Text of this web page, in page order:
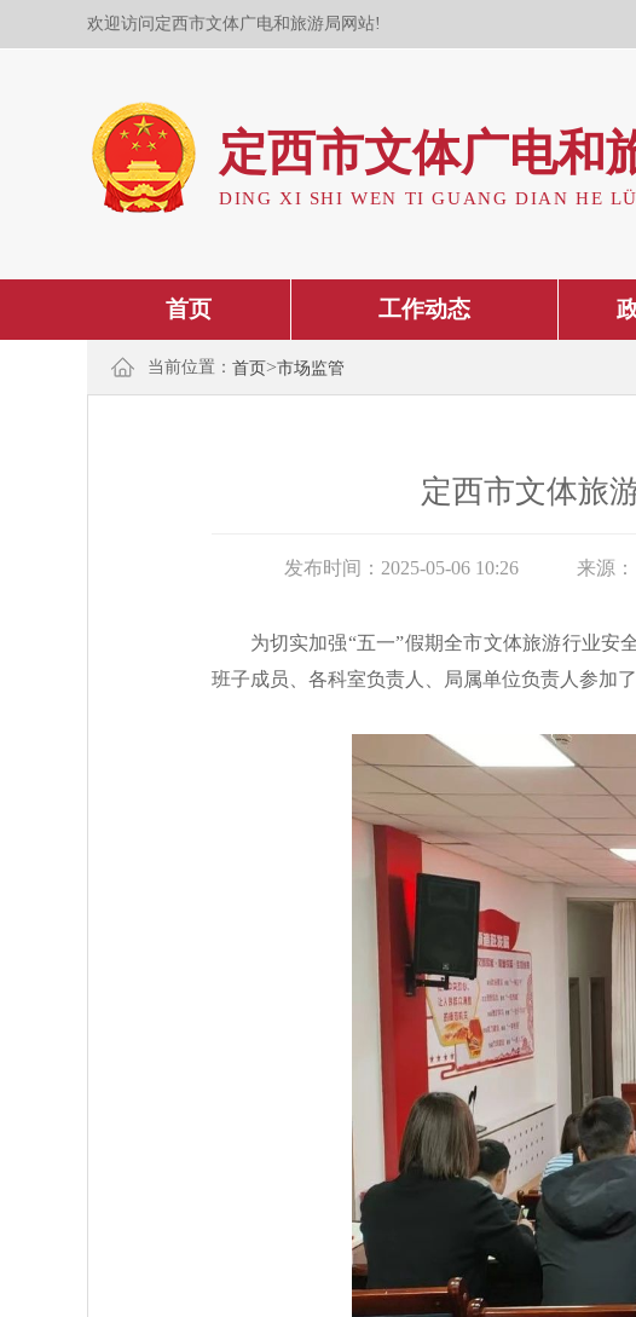
欢迎访问定西市文体广电和旅游局网站!
定西市文体广电和
DING XI SHI WEN TI GUANG DIAN HE
首页 工作动态
当前位置： 首页>市场监管
定西市文体旅
发布时间：2025-05-06 10:26 来源：
为切实加强“五一”假期全市文体旅游行业安
班子成员、各科室负责人、局属单位负责人参加了